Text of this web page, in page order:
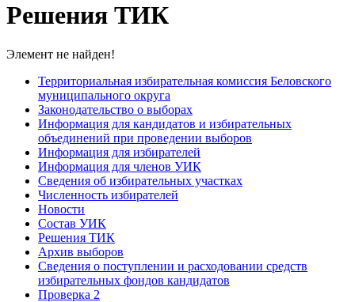
Решения ТИК
Элемент не найден!
Территориальная избирательная комиссия Беловского
муниципального округа
Законодательство о выборах
Информация для кандидатов и избирательных
объединений при проведении выборов
Информация для избирателей
Информация для членов УИК
Сведения об избирательных участках
Численность избирателей
Новости
Состав УИК
Решения ТИК
Архив выборов
Сведения о поступлении и расходовании средств
избирательных фондов кандидатов
Проверка 2